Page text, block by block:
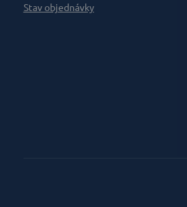
Stav objednávky